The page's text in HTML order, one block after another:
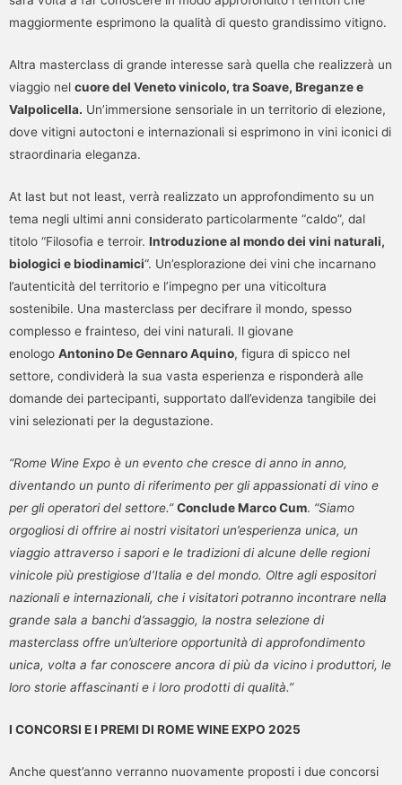
maggiormente esprimono la qualità di questo grandissimo vitigno.
Altra masterclass di grande interesse sarà quella che realizzerà un
viaggio nel cuore del Veneto vinicolo, tra Soave, Breganze e
Valpolicella. Un’immersione sensoriale in un territorio di elezione,
dove vitigni autoctoni e internazionali si esprimono in vini iconici di
straordinaria eleganza.
At last but not least, verrà realizzato un approfondimento su un
tema negli ultimi anni considerato particolarmente “caldo”, dal
titolo “Filosofia e terroir. Introduzione al mondo dei vini naturali,
biologici e biodinamici“. Un’esplorazione dei vini che incarnano
l’autenticità del territorio e l’impegno per una viticoltura
sostenibile. Una masterclass per decifrare il mondo, spesso
complesso e frainteso, dei vini naturali. Il giovane
enologo Antonino De Gennaro Aquino, figura di spicco nel
settore, condividerà la sua vasta esperienza e risponderà alle
domande dei partecipanti, supportato dall’evidenza tangibile dei
vini selezionati per la degustazione.
“Rome Wine Expo è un evento che cresce di anno in anno,
diventando un punto di riferimento per gli appassionati di vino e
per gli operatori del settore.” Conclude Marco Cum. “Siamo
orgogliosi di offrire ai nostri visitatori un’esperienza unica, un
viaggio attraverso i sapori e le tradizioni di alcune delle regioni
vinicole più prestigiose d’Italia e del mondo. Oltre agli espositori
nazionali e internazionali, che i visitatori potranno incontrare nella
grande sala a banchi d’assaggio, la nostra selezione di
masterclass offre un’ulteriore opportunità di approfondimento
unica, volta a far conoscere ancora di più da vicino i produttori, le
loro storie affascinanti e i loro prodotti di qualità.”
I CONCORSI E I PREMI DI ROME WINE EXPO 2025
Anche quest’anno verranno nuovamente proposti i due concorsi